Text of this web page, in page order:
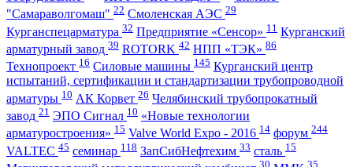
"Самараволгомаш" 22 Смоленская АЭС 29
Курганспецарматура 32 Предприятие «Сенсор» 11 Курганский
арматурный завод 39 ROTORK 42 НПП «ТЭК» 86
Технопроект 16 Силовые машины 145 Курганский центр
испытаний, сертификации и стандартизации трубопроводной
арматуры 10 АК Корвет 26 Челябинский трубопрокатный
завод 21 ЭПО Сигнал 10 «Новые технологии
арматуростроения» 15 Valve World Expo - 2016 14 форум 244
VALTEC 45 семинар 118 ЗапСибНефтехим 33 сталь 15
30 35